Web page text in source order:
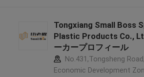
Tongxiang Small Boss
Plastic Products Co.,
ーカープロフィール
No.431,Tongsheng Road,
Economic Development